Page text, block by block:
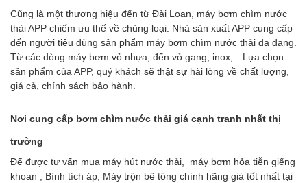
Cũng là một thương hiệu đến từ Đài Loan, máy bơm chìm nước
thải APP chiếm ưu thế về chủng loại. Nhà sản xuất APP cung cấp
đến người tiêu dùng sản phẩm máy bơm chìm nước thải đa dạng.
Từ các dòng máy bơm vỏ nhựa, đến vỏ gang, inox,…Lựa chọn
sản phẩm của APP, quý khách sẽ thật sự hài lòng về chất lượng,
giá cả, chính sách bảo hành.
Nơi cung cấp bơm chìm nước thải giá cạnh tranh nhất thị
trường
Để được tư vấn mua máy hút nước thải, máy bơm hỏa tiễn giếng
khoan , Bình tích áp, Máy trộn bê tông chính hãng giá tốt nhất tại